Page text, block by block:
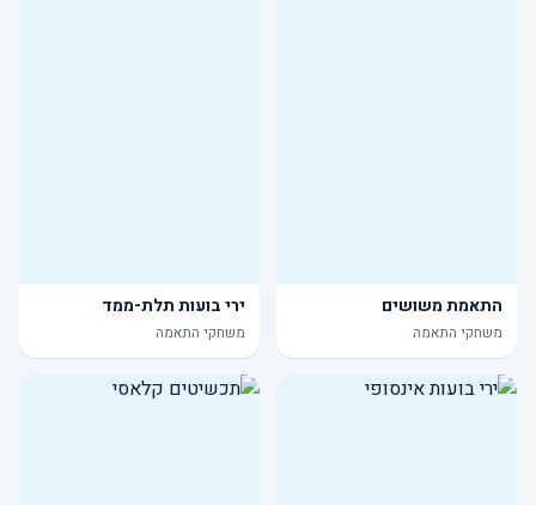
התאמת משושים
משחקי התאמה
ירי בועות תלת-ממד
משחקי התאמה